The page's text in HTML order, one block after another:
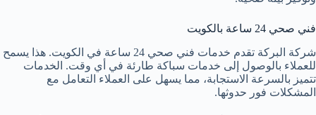
فني صحي 24 ساعة بالكويت
شركة البركة تقدم خدمات فني صحي 24 ساعة في الكويت. هذا يسمح
للعملاء بالوصول إلى خدمات سباكة طارئة في أي وقت. الخدمات
تتميز بالسرعة الاستجابة، مما يسهل على العملاء التعامل مع
المشكلات فور حدوثها.